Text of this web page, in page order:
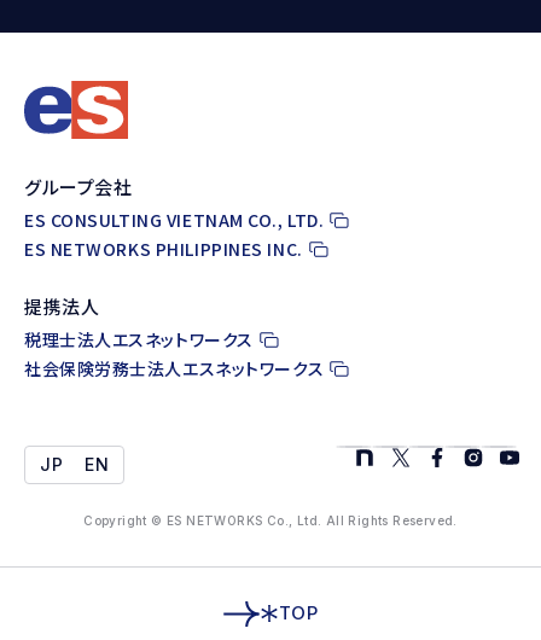
グループ会社
ES CONSULTING VIETNAM CO., LTD.
ES NETWORKS PHILIPPINES INC.
提携法人
税理士法人エスネットワークス
社会保険労務士法人エスネットワークス
JP EN
Copyright © ES NETWORKS Co., Ltd. All Rights Reserved.
TOP